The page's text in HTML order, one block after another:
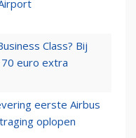
Class? Bij
euro extra
eerste Airbus
oplopen